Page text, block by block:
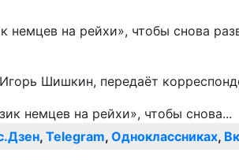
на рейхи», чтобы снова
Шишкин, передаёт
, Telegram, Одноклассниках,